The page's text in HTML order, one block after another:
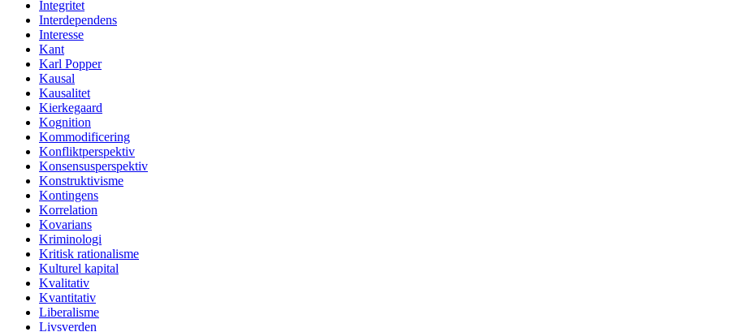
Integritet
Interdependens
Interesse
Kant
Karl Popper
Kausal
Kausalitet
Kierkegaard
Kognition
Kommodificering
Konfliktperspektiv
Konsensusperspektiv
Konstruktivisme
Kontingens
Korrelation
Kovarians
Kriminologi
Kritisk rationalisme
Kulturel kapital
Kvalitativ
Kvantitativ
Liberalisme
Livsverden